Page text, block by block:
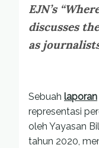
EJN’s
discusses
as
Sebuah laporan
representasi
oleh Yayasan
tahun 2020,